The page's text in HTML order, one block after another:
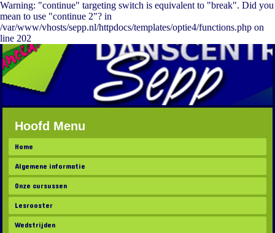
Warning: "continue" targeting switch is equivalent to "break". Did you
mean to use "continue 2"? in
/var/www/vhosts/sepp.nl/httpdocs/templates/optie4/functions.php on
line 202
Hoofd Menu
Home
Algemene informatie
Onze cursussen
Lesrooster
Wedstrijden